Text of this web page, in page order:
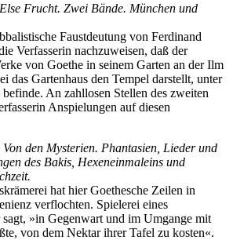
Frucht. Zwei Bände. München und
Faustdeutung von Ferdinand
Verfasserin nachzuweisen, daß der
von Goethe in seinem Garten an der Ilm
das Gartenhaus den Tempel darstellt, unter
An zahllosen Stellen des zweiten
Anspielungen auf diesen
den Mysterien. Phantasien, Lieder und
des Bakis, Hexeneinmaleins und
hat hier Goethesche Zeilen in
verflochten. Spielerei eines
»in Gegenwart und im Umgange mit
von dem Nektar ihrer Tafel zu kosten«.